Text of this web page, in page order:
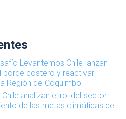
Levantemos Chile lanzan
borde costero y reactivar
Región de Coquimbo
analizan el rol del sector
de las metas climáticas de